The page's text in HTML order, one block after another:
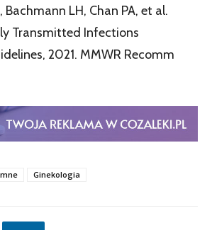
Bachmann LH, Chan PA, et al.
Transmitted Infections
2021. MMWR Recomm
Ginekologia